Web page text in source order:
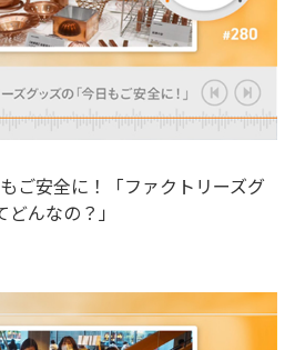
ご安全に！「ファクトリーズグ
んなの？」